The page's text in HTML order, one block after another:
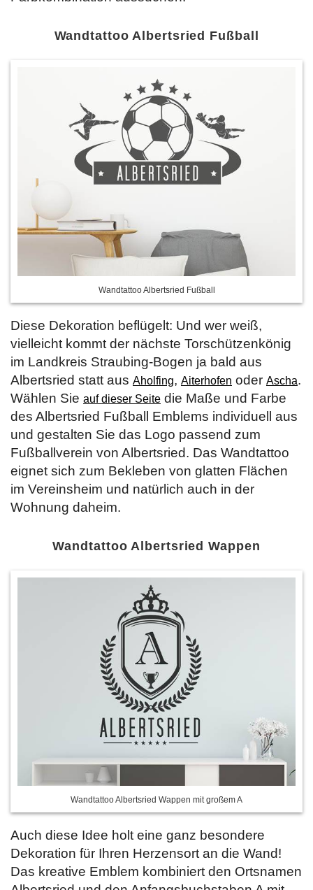
Wandtattoo Albertsried Fußball
Wandtattoo Albertsried Fußball
Diese Dekoration beflügelt: Und wer weiß,
vielleicht kommt der nächste Torschützenkönig
im Landkreis Straubing-Bogen ja bald aus
Albertsried statt aus Aholfing, Aiterhofen oder Ascha.
Wählen Sie auf dieser Seite die Maße und Farbe
des Albertsried Fußball Emblems individuell aus
und gestalten Sie das Logo passend zum
Fußballverein von Albertsried. Das Wandtattoo
eignet sich zum Bekleben von glatten Flächen
im Vereinsheim und natürlich auch in der
Wohnung daheim.
Wandtattoo Albertsried Wappen
Wandtattoo Albertsried Wappen mit großem A
Auch diese Idee holt eine ganz besondere
Dekoration für Ihren Herzensort an die Wand!
Das kreative Emblem kombiniert den Ortsnamen